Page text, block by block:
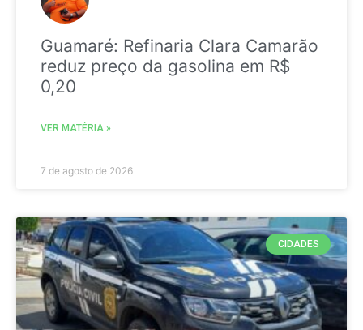
Guamaré: Refinaria Clara Camarão
reduz preço da gasolina em R$
0,20
VER MATÉRIA »
7 de agosto de 2026
CIDADES